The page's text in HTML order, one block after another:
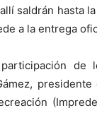
saldrán hasta
a la entrega
de